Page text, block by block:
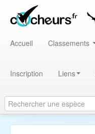
Accueil Classements
Inscription Liens